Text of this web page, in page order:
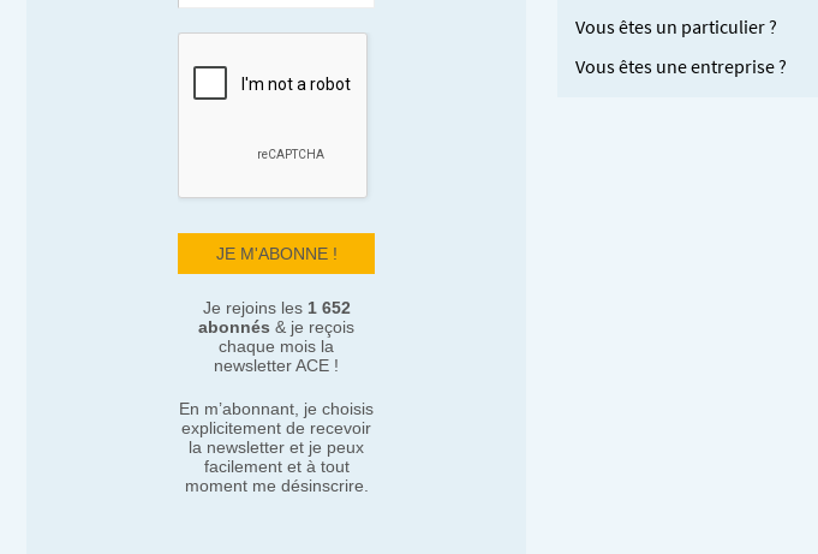
Je rejoins les 1 652
abonnés & je reçois
chaque mois la
newsletter ACE !
En m’abonnant, je choisis
explicitement de recevoir
la newsletter et je peux
facilement et à tout
moment me désinscrire.
Vous êtes un particulier ?
Vous êtes une entreprise ?